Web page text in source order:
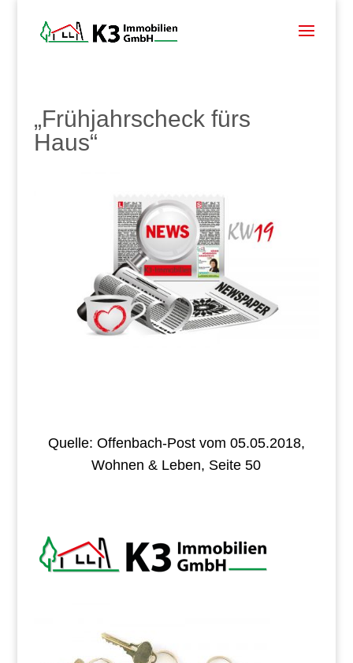
„Frühjahrscheck fürs
Haus“
Quelle: Offenbach-Post vom 05.05.2018,
Wohnen & Leben, Seite 50